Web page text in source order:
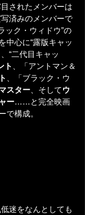
されたメンバーは
済みのメンバーで
ック・ウィドウ”の
を中心に“露版キャッ
、“二代目キャッ
ト
、「アントマン＆
、「ブラック・ウ
スター 、そして ウ
ー……と完全映画
で構成。
迷をなんとしても